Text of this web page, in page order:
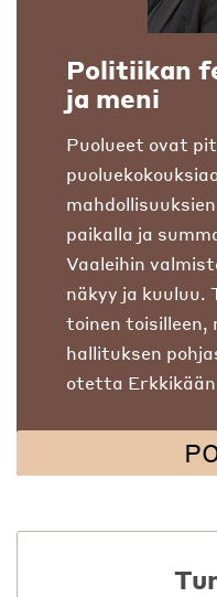
Politiikan
ja meni
Puolueet ovat
paikalla ja
Vaaleihin
näkyy ja kuuluu.
toinen
hallituksen
otetta